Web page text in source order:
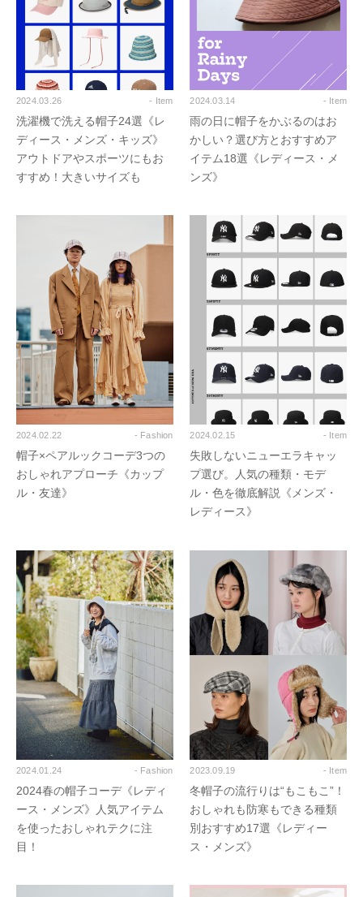
2024.03.26 - Item
洗濯機で洗える帽子24選《レ
ディース・メンズ・キッズ》
アウトドアやスポーツにもお
すすめ！大きいサイズも
2024.03.14 - Item
雨の日に帽子をかぶるのはお
かしい？選び方とおすすめア
イテム18選《レディース・メ
ンズ》
2024.02.22 - Fashion
帽子×ペアルックコーデ3つの
おしゃれアプローチ《カップ
ル・友達》
2024.02.15 - Item
失敗しないニューエラキャッ
プ選び。人気の種類・モデ
ル・色を徹底解説《メンズ・
レディース》
2024.01.24 - Fashion
2024春の帽子コーデ《レディ
ース・メンズ》人気アイテム
を使ったおしゃれテクに注
目！
2023.09.19 - Item
冬帽子の流行りは“もこもこ”！
おしゃれも防寒もできる種類
別おすすめ17選《レディー
ス・メンズ》